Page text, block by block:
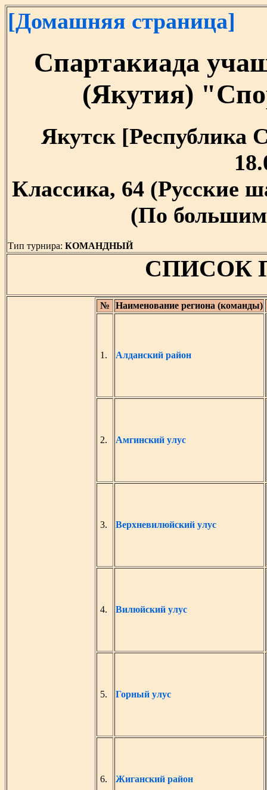
[Домашняя страница]
Спартакиада
(Якутия)
Якутск [Республика
Классика, 64 (Русские
(По
Тип турнира: КОМАНДНЫЙ
СПИСОК
№ Наименование региона (команды)
1. Алданский район
2. Амгинский улус
3. Верхневилюйский улус
4. Вилюйский улус
5. Горный улус
6. Жиганский район